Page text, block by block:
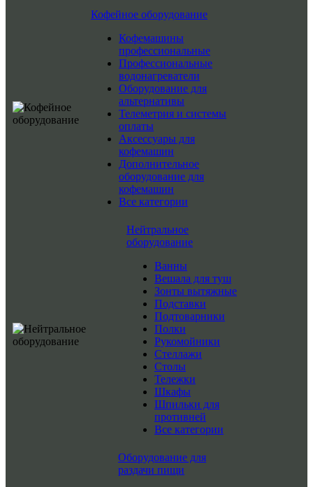
Кофейное оборудование
Кофемашины
профессиональные
Профессиональные
водонагреватели
Оборудование для
альтернативы
Телеметрия и системы
оплаты
Аксессуары для
кофемашин
Дополнительное
оборудование для
кофемашин
Все категории
Нейтральное
оборудование
Ванны
Вешала для туш
Зонты вытяжные
Подставки
Подтоварники
Полки
Рукомойники
Стеллажи
Столы
Тележки
Шкафы
Шпильки для
противней
Все категории
Оборудование для
раздачи пищи